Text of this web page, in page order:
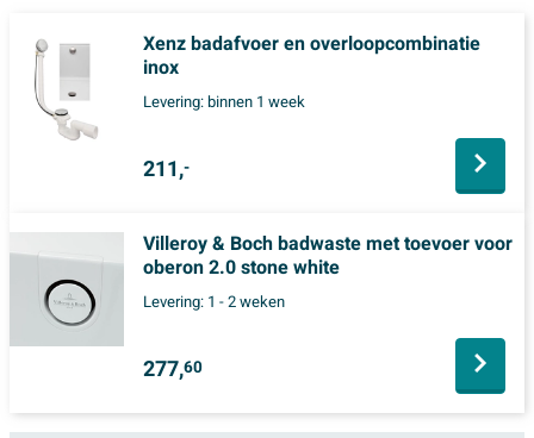
Xenz badafvoer en overloopcombinatie
inox
Levering:binnen 1 week
211,-
Villeroy & Boch badwaste met toevoer voor
oberon 2.0 stone white
Levering: 1 - 2 weken
277,60